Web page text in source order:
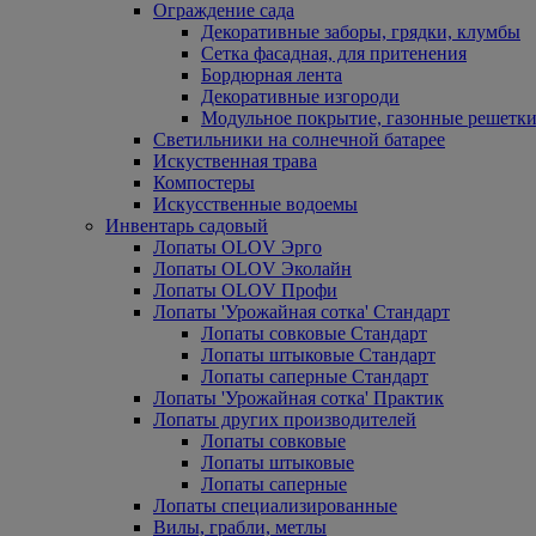
Ограждение сада
Декоративные заборы, грядки, клумбы
Сетка фасадная, для притенения
Бордюрная лента
Декоративные изгороди
Модульное покрытие, газонные
Светильники на солнечной батарее
Искуственная трава
Компостеры
Искусственные водоемы
Инвентарь садовый
Лопаты OLOV Эрго
Лопаты OLOV Эколайн
Лопаты OLOV Профи
Лопаты 'Урожайная сотка' Стандарт
Лопаты совковые Стандарт
Лопаты штыковые Стандарт
Лопаты саперные Стандарт
Лопаты 'Урожайная сотка' Практик
Лопаты других производителей
Лопаты совковые
Лопаты штыковые
Лопаты саперные
Лопаты специализированные
Вилы, грабли, метлы